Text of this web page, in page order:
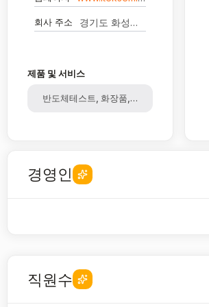
회사 주소 경기도 화성시 동탄면 동탄산단4길 9-15 -
제품 및 서비스
반도체테스트, 화장품, 그래핀, 방위, 방탄
경영인
직원수